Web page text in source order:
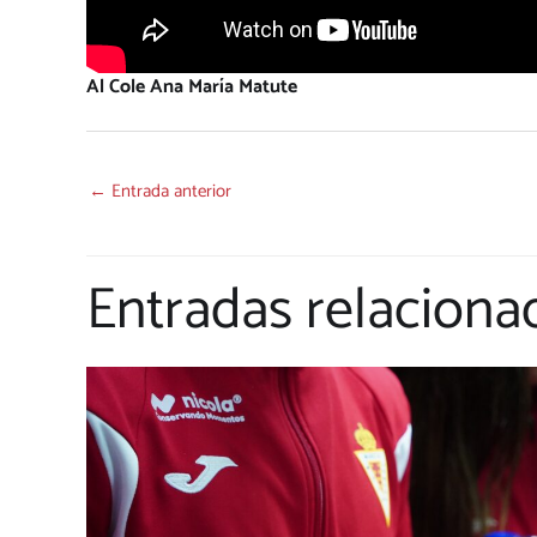
Al Cole Ana María Matute
← Entrada anterior
Entradas